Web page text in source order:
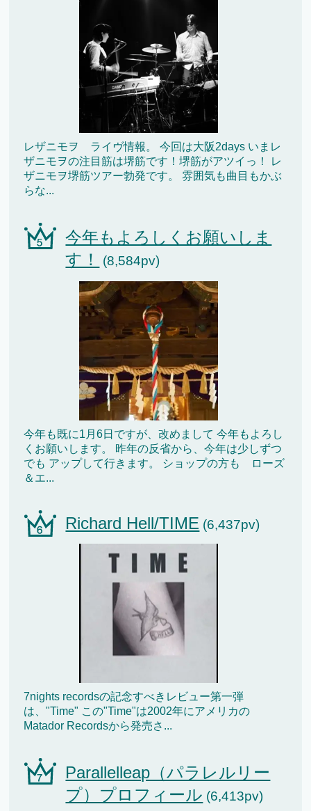
レザニモヲ ライヴ情報。 今回は大阪2days いまレ
ザニモヲの注目筋は堺筋です！堺筋がアツイっ！ レ
ザニモヲ堺筋ツアー勃発です。 雰囲気も曲目もかぶ
らな...
今年もよろしくお願いしま
す！
(8,584pv)
今年も既に1月6日ですが、改めまして 今年もよろし
くお願いします。 昨年の反省から、今年は少しずつ
でも アップして行きます。 ショップの方も ローズ
＆エ...
Richard Hell/TIME (6,437pv)
7nights recordsの記念すべきレビュー第一弾
は、"Time" この"Time"は2002年にアメリカの
Matador Recordsから発売さ...
Parallelleap（パラレルリー
プ）プロフィール (6,413pv)